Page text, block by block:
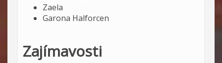
Zaela
Garona Halforcen
Zajímavosti